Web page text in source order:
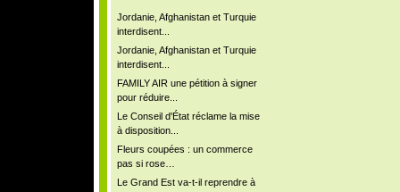
Jordanie, Afghanistan et Turquie
interdisent...
Jordanie, Afghanistan et Turquie
interdisent...
FAMILY AIR une pétition à signer
pour réduire...
Le Conseil d'État réclame la mise
à disposition...
Fleurs coupées : un commerce
pas si rose…
Le Grand Est va-t-il reprendre à